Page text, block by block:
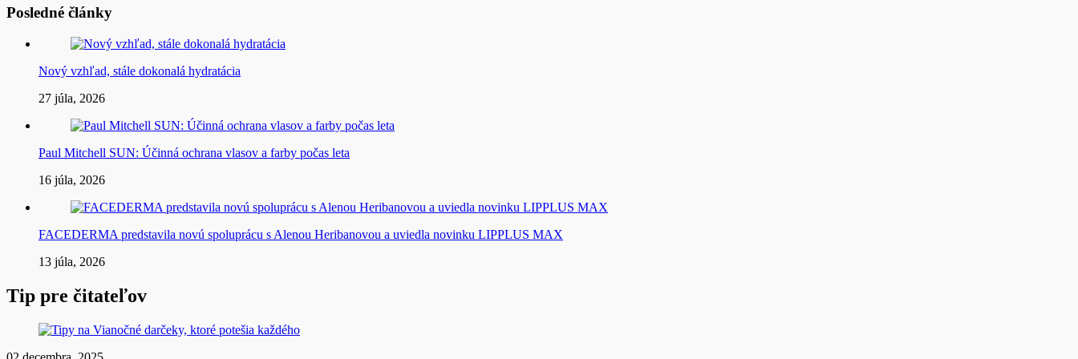
Posledné články
Nový vzhľad, stále dokonalá hydratácia
27 júla, 2026
Paul Mitchell SUN: Účinná ochrana vlasov a farby počas leta
16 júla, 2026
FACEDERMA predstavila novú spoluprácu s Alenou Heribanovou a uviedla novinku LIPPLUS MAX
13 júla, 2026
Tip pre čitateľov